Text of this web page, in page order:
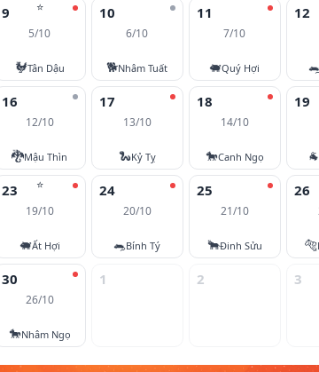
⭐
9
5/10
🐓Tân Dậu
10
6/10
🐕Nhâm Tuất
11
7/10
🐖Quý Hợi
12
16
12/10
🐉Mậu Thìn
17
13/10
🐍Kỷ Tỵ
18
14/10
🐎Canh Ngọ
19
⭐
23
19/10
🐖Ất Hợi
24
20/10
🐀Bính Tý
25
21/10
🐂Đinh Sửu
26
🐅
30
26/10
🐎Nhâm Ngọ
1 2 3